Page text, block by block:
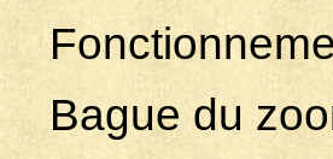
Bague du